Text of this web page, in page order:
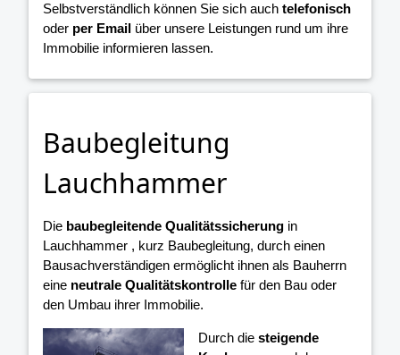
Selbstverständlich können Sie sich auch telefonisch
oder per Email über unsere Leistungen rund um ihre
Immobilie informieren lassen.
Baubegleitung
Lauchhammer
Die baubegleitende Qualitätssicherung in
Lauchhammer , kurz Baubegleitung, durch einen
Bausachverständigen ermöglicht ihnen als Bauherrn
eine neutrale Qualitätskontrolle für den Bau oder
den Umbau ihrer Immobilie.
Durch diesteigende